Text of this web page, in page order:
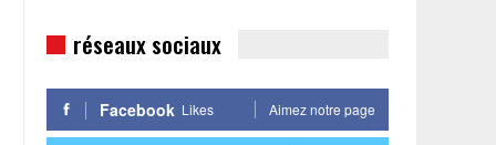
réseaux sociaux
Facebook Likes Aimez notre page